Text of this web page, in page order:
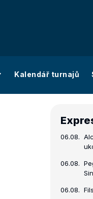
Kalendář turnajů
06.08.
06.08.
06.08.